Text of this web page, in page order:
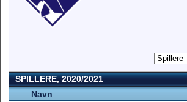
SPILLERE, 2020/2021
Navn